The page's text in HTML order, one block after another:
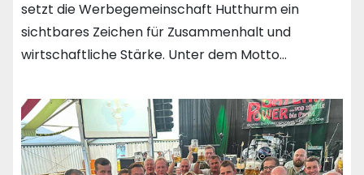
setzt die Werbegemeinschaft Hutthurm ein
sichtbares Zeichen für Zusammenhalt und
wirtschaftliche Stärke. Unter dem Motto…